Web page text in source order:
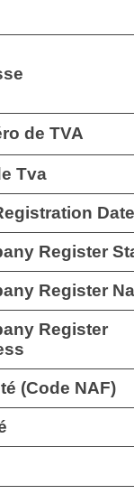
de TVA
Tva
Date
Register
Register
Register
(Code NAF)